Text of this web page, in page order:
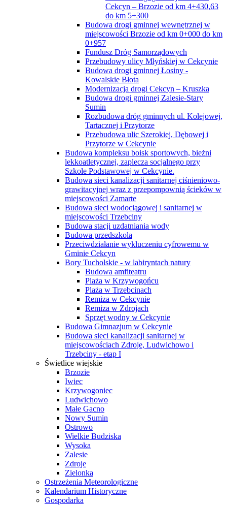
Cekcyn – Brzozie od km 4+430,63
do km 5+300
Budowa drogi gminnej wewnętrznej w
miejscowości Brzozie od km 0+000 do km
0+957
Fundusz Dróg Samorządowych
Przebudowy ulicy Młyńskiej w Cekcynie
Budowa drogi gminnej Łosiny -
Kowalskie Błota
Modernizacja drogi Cekcyn – Kruszka
Budowa drogi gminnej Zalesie-Stary
Sumin
Rozbudowa dróg gminnych ul. Kolejowej,
Tartacznej i Przytorze
Przebudowa ulic Szerokiej, Dębowej i
Przytorze w Cekcynie
Budowa kompleksu boisk sportowych, bieżni
lekkoatletycznej, zaplecza socjalnego przy
Szkole Podstawowej w Cekcynie.
Budowa sieci kanalizacji sanitarnej ciśnieniowo-
grawitacyjnej wraz z przepompownią ścieków w
miejscowości Zamarte
Budowa sieci wodociągowej i sanitarnej w
miejscowości Trzebciny
Budowa stacji uzdatniania wody
Budowa przedszkola
Przeciwdziałanie wykluczeniu cyfrowemu w
Gminie Cekcyn
Bory Tucholskie - w labiryntach natury
Budowa amfiteatru
Plaża w Krzywogońcu
Plaża w Trzebcinach
Remiza w Cekcynie
Remiza w Zdrojach
Sprzęt wodny w Cekcynie
Budowa Gimnazjum w Cekcynie
Budowa sieci kanalizacji sanitarnej w
miejscowościach Zdroje, Ludwichowo i
Trzebciny - etap I
Świetlice wiejskie
Brzozie
Iwiec
Krzywogoniec
Ludwichowo
Małe Gacno
Nowy Sumin
Ostrowo
Wielkie Budziska
Wysoka
Zalesie
Zdroje
Zielonka
Ostrzeżenia Meteorologiczne
Kalendarium Historyczne
Gospodarka